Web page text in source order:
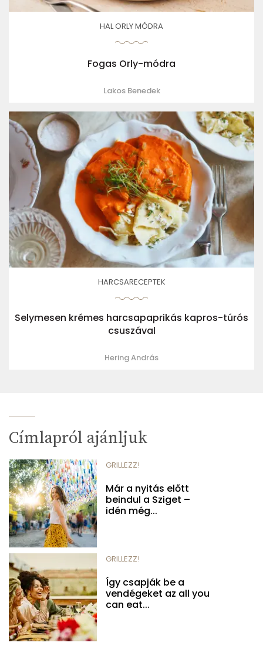
HAL ORLY MÓDRA
Fogas Orly-módra
Lakos Benedek
HARCSARECEPTEK
Selymesen krémes harcsapaprikás kapros-túrós
csuszával
Hering András
Címlapról ajánljuk
GRILLEZZ!
Már a nyitás előtt
beindul a Sziget –
idén még...
GRILLEZZ!
Így csapják be a
vendégeket az all you
can eat...